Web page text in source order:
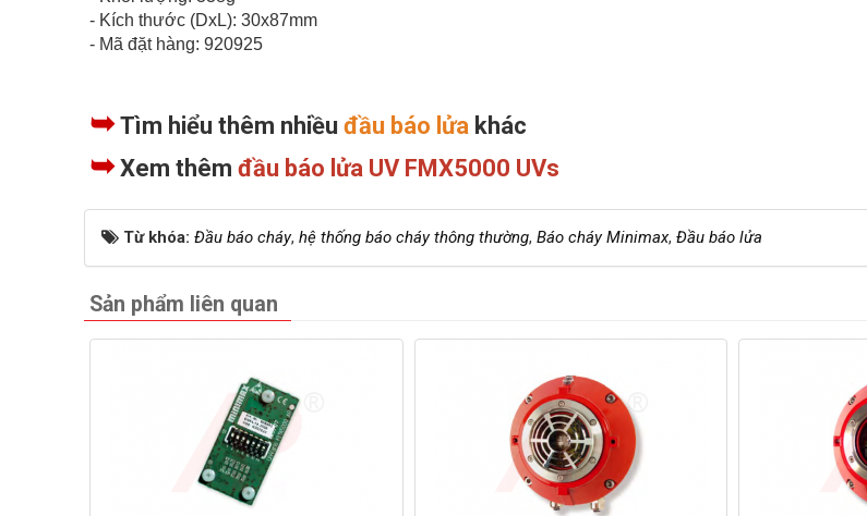
- Kích thước (DxL): 30x87mm
- Mã đặt hàng: 920925
➥Tìm hiểu thêm nhiều đầu báo lửa khác
➥Xem thêm đầu báo lửa UV FMX5000 UVs
Từ khóa: Đầu báo cháy, hệ thống báo cháy thông thường, Báo cháy Minimax, Đầu báo lửa
Sản phẩm liên quan